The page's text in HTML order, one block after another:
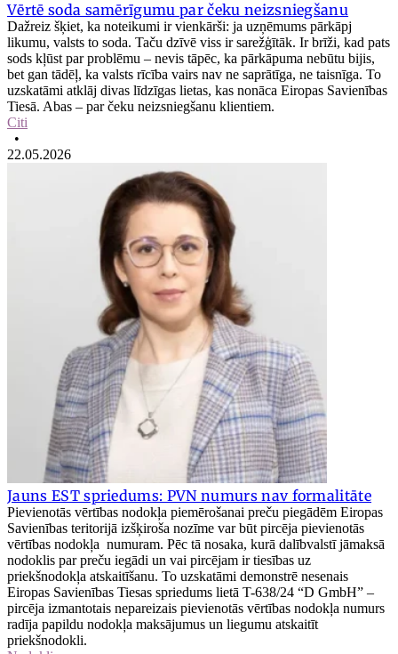
Vērtē soda samērīgumu par čeku neizsniegšanu
Dažreiz šķiet, ka noteikumi ir vienkārši: ja uzņēmums pārkāpj
likumu, valsts to soda. Taču dzīvē viss ir sarežģītāk. Ir brīži, kad pats
sods kļūst par problēmu – nevis tāpēc, ka pārkāpuma nebūtu bijis,
bet gan tādēļ, ka valsts rīcība vairs nav ne saprātīga, ne taisnīga. To
uzskatāmi atklāj divas līdzīgas lietas, kas nonāca Eiropas Savienības
Tiesā. Abas – par čeku neizsniegšanu klientiem.
Citi
•
22.05.2026
Jauns EST spriedums: PVN numurs nav formalitāte
Pievienotās vērtības nodokļa piemērošanai preču piegādēm Eiropas
Savienības teritorijā izšķiroša nozīme var būt pircēja pievienotās
vērtības nodokļa numuram. Pēc tā nosaka, kurā dalībvalstī jāmaksā
nodoklis par preču iegādi un vai pircējam ir tiesības uz
priekšnodokļa atskaitīšanu. To uzskatāmi demonstrē nesenais
Eiropas Savienības Tiesas spriedums lietā T-638/24 “D GmbH” –
pircēja izmantotais nepareizais pievienotās vērtības nodokļa numurs
radīja papildu nodokļa maksājumus un liegumu atskaitīt
priekšnodokli.